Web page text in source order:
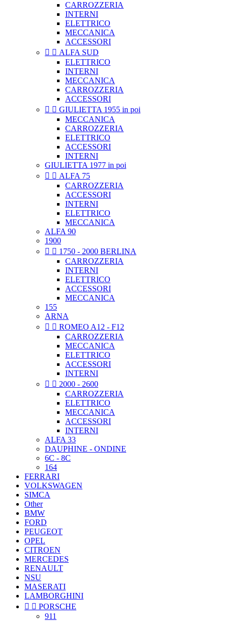
CARROZZERIA
INTERNI
ELETTRICO
MECCANICA
ACCESSORI
  ALFA SUD
ELETTRICO
INTERNI
MECCANICA
CARROZZERIA
ACCESSORI
  GIULIETTA 1955 in poi
MECCANICA
CARROZZERIA
ELETTRICO
ACCESSORI
INTERNI
GIULIETTA 1977 in poi
  ALFA 75
CARROZZERIA
ACCESSORI
INTERNI
ELETTRICO
MECCANICA
ALFA 90
1900
  1750 - 2000 BERLINA
CARROZZERIA
INTERNI
ELETTRICO
ACCESSORI
MECCANICA
155
ARNA
  ROMEO A12 - F12
CARROZZERIA
MECCANICA
ELETTRICO
ACCESSORI
INTERNI
  2000 - 2600
CARROZZERIA
ELETTRICO
MECCANICA
ACCESSORI
INTERNI
ALFA 33
DAUPHINE - ONDINE
6C - 8C
164
FERRARI
VOLKSWAGEN
SIMCA
Other
BMW
FORD
PEUGEOT
OPEL
CITROEN
MERCEDES
RENAULT
NSU
MASERATI
LAMBORGHINI
  PORSCHE
911